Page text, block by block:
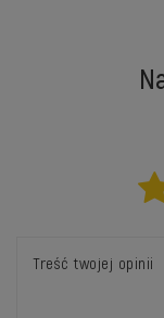
Treść twojej opinii